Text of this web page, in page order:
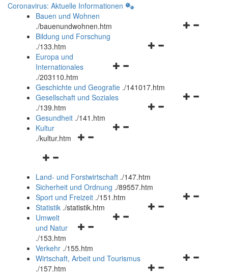
Coronavirus: Aktuelle Informationen
Bauen und Wohnen
./bauenundwohnen.htm
Navigationsmenü
Bildung und Forschung
./133.htm
Navigationsmenü
und
schließen
Europa und
Internationales
./203110.htm
Geschichte und Geografie ./141017.htm
Navigationsmenü
Gesellschaft und Soziales
./139.htm
Navigationsmenü
Gesundheit ./141.htm
Navigationsmenü
Kultur
./kultur.htm
Navigationsmenü
und
schließen
Land- und Forstwirtschaft ./147.htm
Sicherheit und Ordnung ./89557.htm
Navigationsmenü
Sport und Freizeit ./151.htm
Navigationsmenü
Statistik ./statistik.htm
Navigationsmenü
und
schließen
Umwelt
und Natur
./153.htm
Verkehr ./155.htm
Navigationsmenü
Wirtschaft, Arbeit und Tourismus
./157.htm